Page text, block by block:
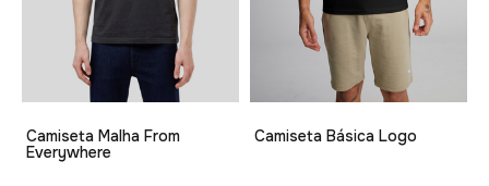
Camiseta Malha From
Everywhere
Camiseta Básica Logo